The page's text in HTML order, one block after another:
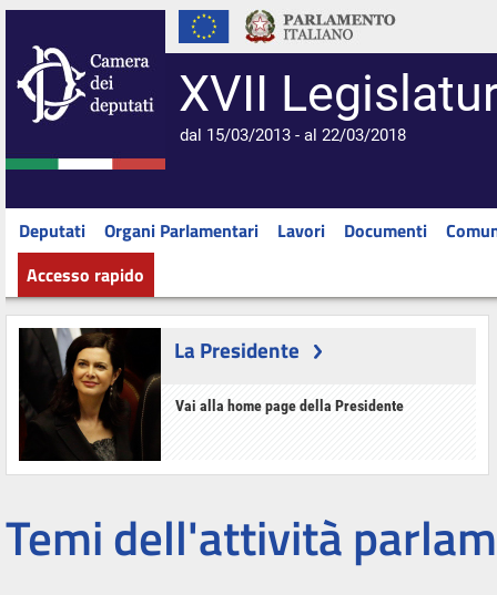
XVII
dal 15/03/2013 - al 22/03/2018
Deputati Organi Parlamentari Lavori Documenti
Accesso rapido
La Presidente
Vai alla home page della Presidente
Temi dell'attività